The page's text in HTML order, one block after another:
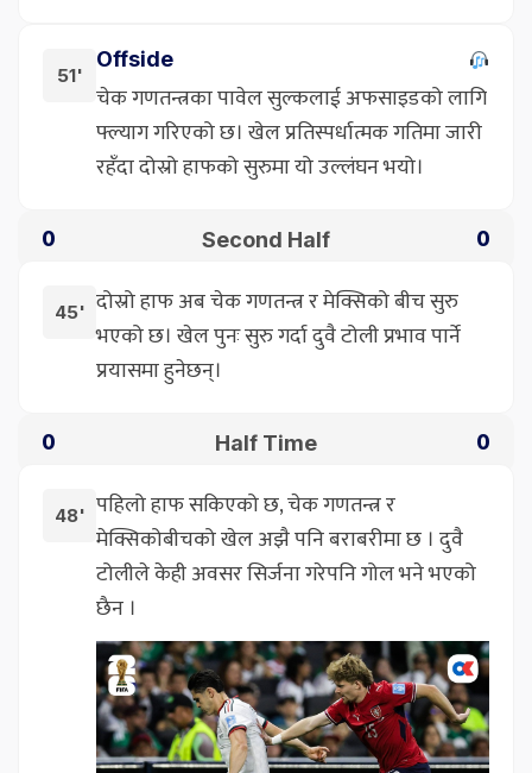
51'
Offside
चेक गणतन्त्रका पावेल सुल्कलाई अफसाइडको लागि
फ्ल्याग गरिएको छ। खेल प्रतिस्पर्धात्मक गतिमा जारी
रहँदा दोस्रो हाफको सुरुमा यो उल्लंघन भयो।
0 Second Half 0
45' दोस्रो हाफ अब चेक गणतन्त्र र मेक्सिको बीच सुरु
भएको छ। खेल पुनः सुरु गर्दा दुवै टोली प्रभाव पार्ने
प्रयासमा हुनेछन्।
0 Half Time 0
48' पहिलो हाफ सकिएको छ, चेक गणतन्त्र र
मेक्सिकोबीचको खेल अझै पनि बराबरीमा छ । दुवै
टोलीले केही अवसर सिर्जना गरेपनि गोल भने भएको
छैन ।